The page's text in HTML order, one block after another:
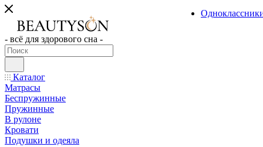
- всё для здорового сна -
Каталог
Матрасы
Беспружинные
Пружинные
В рулоне
Кровати
Подушки и одеяла